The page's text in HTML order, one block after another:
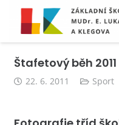
Štafetový běh 2011
22. 6. 2011 Sport